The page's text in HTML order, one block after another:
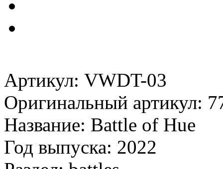
Артикул: VWDT-03
Оригинальный артикул:
Название: Battle of Hue
Год выпуска: 2022